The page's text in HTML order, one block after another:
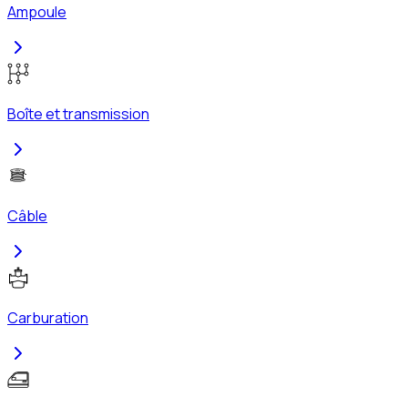
Ampoule
Boîte et transmission
Câble
Carburation